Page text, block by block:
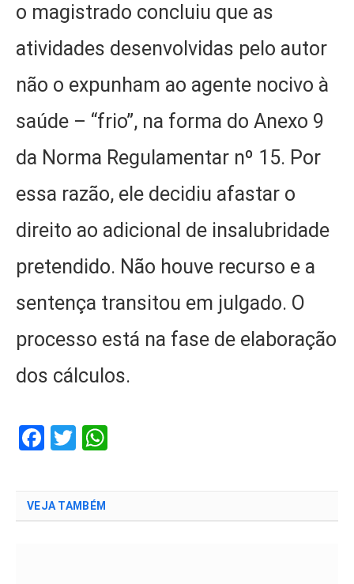
o magistrado concluiu que as
atividades desenvolvidas pelo autor
não o expunham ao agente nocivo à
saúde – “frio”, na forma do Anexo 9
da Norma Regulamentar nº 15. Por
essa razão, ele decidiu afastar o
direito ao adicional de insalubridade
pretendido. Não houve recurso e a
sentença transitou em julgado. O
processo está na fase de elaboração
dos cálculos.
Facebook
Twitter
VEJA TAMBÉM